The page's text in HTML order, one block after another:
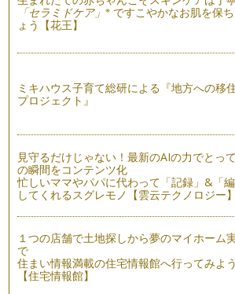
多いのではないでしょ…
クリスマスパーティーで楽しい思い出写真
クリスマスといえば「クリスマスツリー
ね。ただ小さなお子様がいるとツリーを…
クリスマスをもっと盛り上げてくれるパー
デア
パーティーグッズでは定番となりつつある
手作りアイテムでクリスマスパーティー
よう！
今年も残すところ後1ヵ月。こどもたちの
リスマスはもうす…
「セラミドケア」※ ですこやかなお肌を保
ょう【花王】
ミキハウス子育て総研による『地方への移
プロジェクト』
見守るだけじゃない！最新のAIの力でとっ
の瞬間をコンテンツ化
忙しいママやパパに代わって「記録」&「編
してくれるスグレモノ【雲云テクノロジー】
１つの店舗で土地探しから夢のマイホーム
で
住まい情報満載の住宅情報館へ行ってみよ
【住宅情報館】